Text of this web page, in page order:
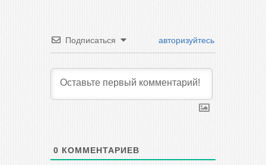
Подписаться авторизуйтесь
0 КОММЕНТАРИЕВ